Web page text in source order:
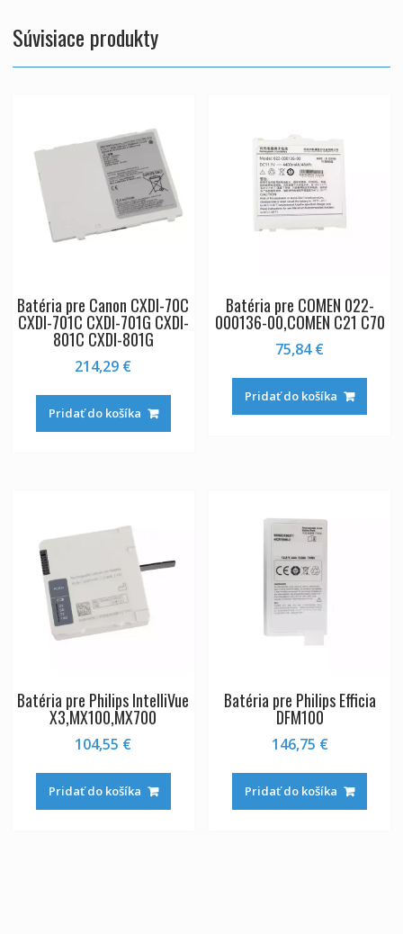
Súvisiace produkty
Batéria pre Canon CXDI-70C
CXDI-701C CXDI-701G CXDI-
801C CXDI-801G
214,29 €
Pridať do košíka
Batéria pre COMEN 022-
000136-00,COMEN C21 C70
75,84€
Pridať do košíka
Batéria pre Philips IntelliVue
X3,MX100,MX700
104,55 €
Pridať do košíka
Batéria pre Philips Efficia
DFM100
146,75 €
Pridať do košíka